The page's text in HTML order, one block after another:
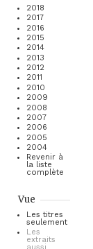
2018
2017
2016
2015
2014
2013
2012
2011
2010
2009
2008
2007
2006
2005
2004
Revenir à
la liste
complète
Vue
Les titres
seulement
Les
extraits